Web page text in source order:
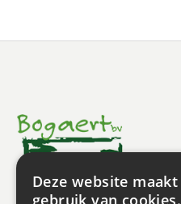
Deze website maakt
gebruik van cookies.